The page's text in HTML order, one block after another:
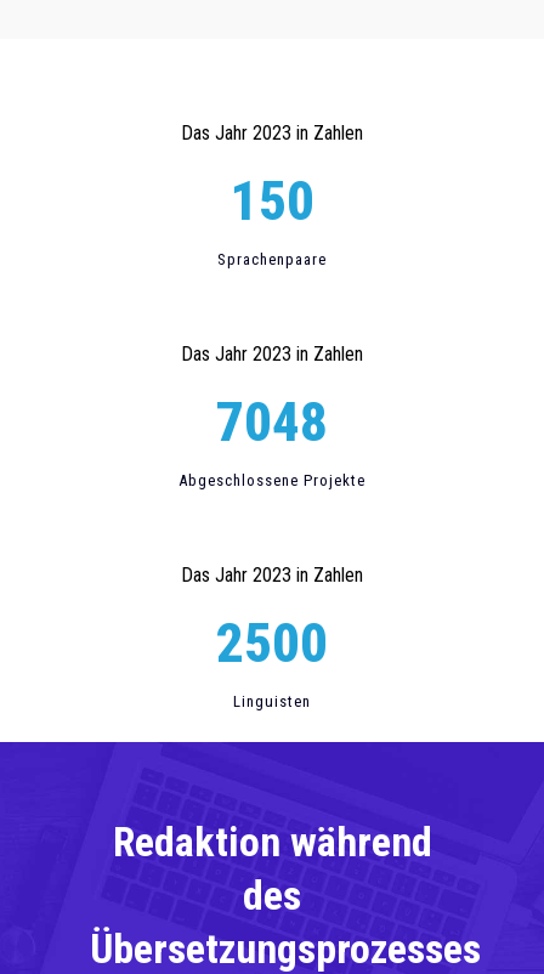
Das Jahr 2023 in Zahlen
150
Sprachenpaare
Das Jahr 2023 in Zahlen
7048
Abgeschlossene Projekte
Das Jahr 2023 in Zahlen
2500
Linguisten
Redaktion während
des
Übersetzungsprozesses